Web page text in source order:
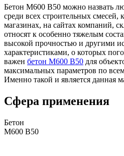
Бетон М600 В50 можно назвать
среди всех строительных смесей,
магазинах, на сайтах компаний,
относят к особенно тяжелым
высокой прочностью и другими
характеристиками, о которых
важен бетон М600 В50 для
максимальных параметров по
Именно такой и является данная
Сфера применения
Бетон
М600 В50